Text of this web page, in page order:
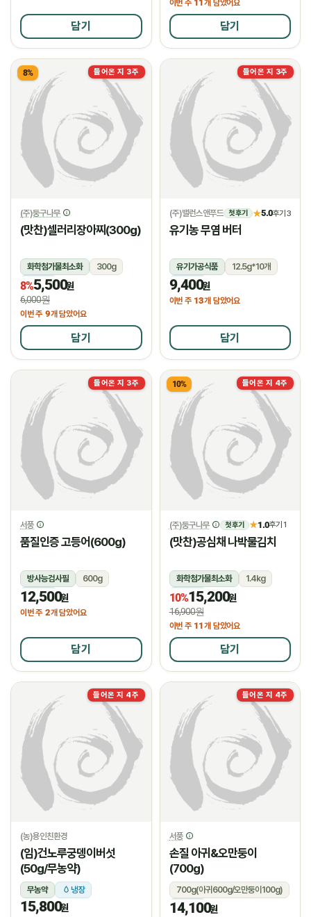
담기
이번 주 11 개 담았어요
담기
들어온 지 3주
8%
(주)둥구나무
(맛찬)셀러리장아찌(300g)
화학첨가물최소화
300g
냉장
8%5,500원
6,000원
이번 주 9개 담았어요
담기
들어온 지 3주
(주)밸런스앤푸드 첫 후기 ★5.0후기 3
유기농 무염 버터
유기가공식품
12.5g*10개
냉장
9,400원
이번 주 13개 담았어요
담기
들어온 지 3주
서풍
품질인증 고등어(600g)
방사능검사필
600g
냉동
12,500원
이번 주 2개 담았어요
담기
들어온 지 4주
10%
(주)둥구나무 첫 후기 ★1.0후기 1
(맛찬)공심채 나박물김치
화학첨가물최소화
1.4kg
냉장
10%15,200원
16,900원
이번 주 11개 담았어요
담기
들어온 지 4주
(농)용인친환경
(임)건노루궁뎅이버섯
(50g/무농약)
무농약 냉장
15,800원
들어온 지 4주
서풍
손질 아귀&오만둥이
(700g)
700g(아귀600g/오만둥이100g)
냉동
14,100원